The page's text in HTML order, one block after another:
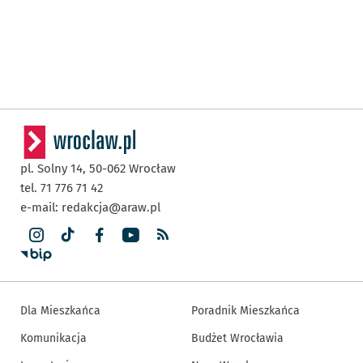
pl. Solny 14, 50-062 Wrocław
tel. 71 776 71 42
e-mail: redakcja@araw.pl
Dla Mieszkańca
Komunikacja
Poradnik Mieszkańca
Budżet Wrocławia